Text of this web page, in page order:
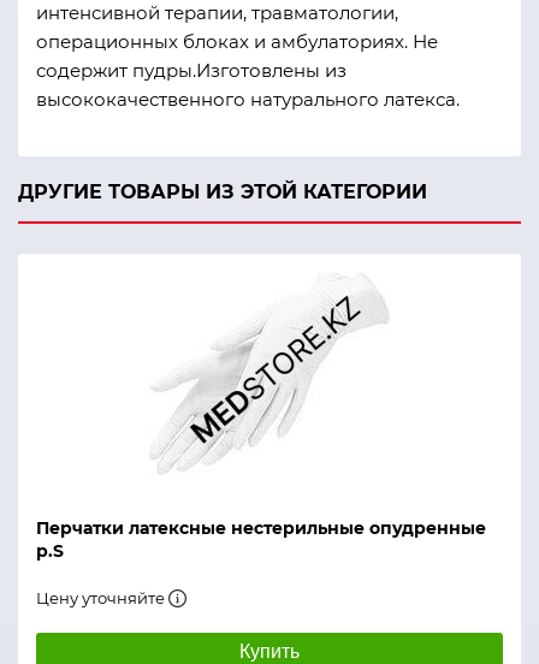
интенсивной терапии, травматологии,
операционных блоках и амбулаториях. Не
содержит пудры.Изготовлены из
высококачественного натурального латекса.
ДРУГИЕ ТОВАРЫ ИЗ ЭТОЙ КАТЕГОРИИ
Перчатки латексные нестерильные опудренные
р.S
Цену уточняйте
Купить